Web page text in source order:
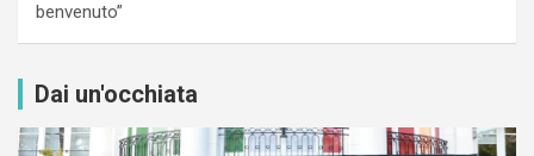
benvenuto”
Dai un'occhiata